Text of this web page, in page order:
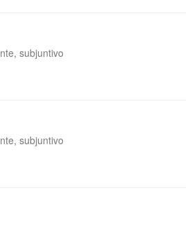
subjuntivo
subjuntivo